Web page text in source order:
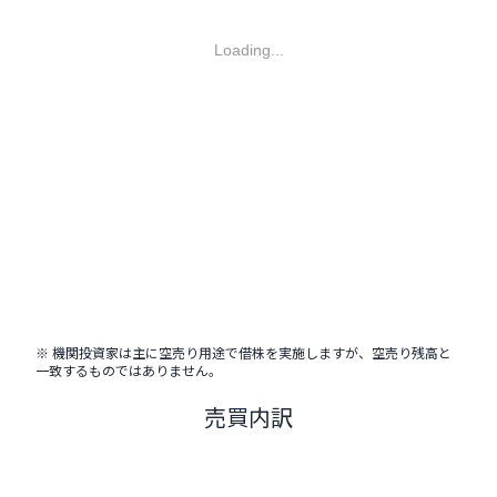
Loading...
※ 機関投資家は主に空売り用途で借株を実施しますが、空売り残高と
一致するものではありません。
売買内訳